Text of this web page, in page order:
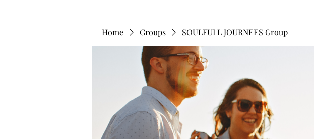
Home Groups SOULFULL JOURNEES Group